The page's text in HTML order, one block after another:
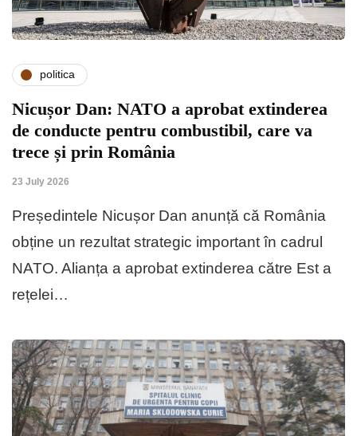
politica
Nicușor Dan: NATO a aprobat extinderea
de conducte pentru combustibil, care va
trece și prin România
23 July 2026
Președintele Nicușor Dan anunță că România
obține un rezultat strategic important în cadrul
NATO. Alianța a aprobat extinderea către Est a
rețelei…